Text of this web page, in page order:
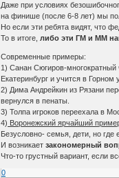
Даже при условиях
на финише (после 6-8 лет) мы
Но если эти ребята видят, что
То в итоге, либо эти ГМ и ММ
Современные примеры:
1) Санан Сюгиров-многократный
Екатеринбург и учится в
2) Дима Андрейкин из Рязани
вернулся в пенаты.
3) Толпа игроков переехала в
4) Воронежский ярчайший
Безусловно- семья, дети, но
И возникаетзакономерный
Что-то грустный вариант, если
0